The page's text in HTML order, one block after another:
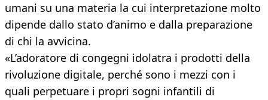
umani su una materia la cui interpretazione molto
dipende dallo stato d’animo e dalla preparazione
di chi la avvicina.
«L’adoratore di congegni idolatra i prodotti della
rivoluzione digitale, perché sono i mezzi con i
quali perpetuare i propri sogni infantili di